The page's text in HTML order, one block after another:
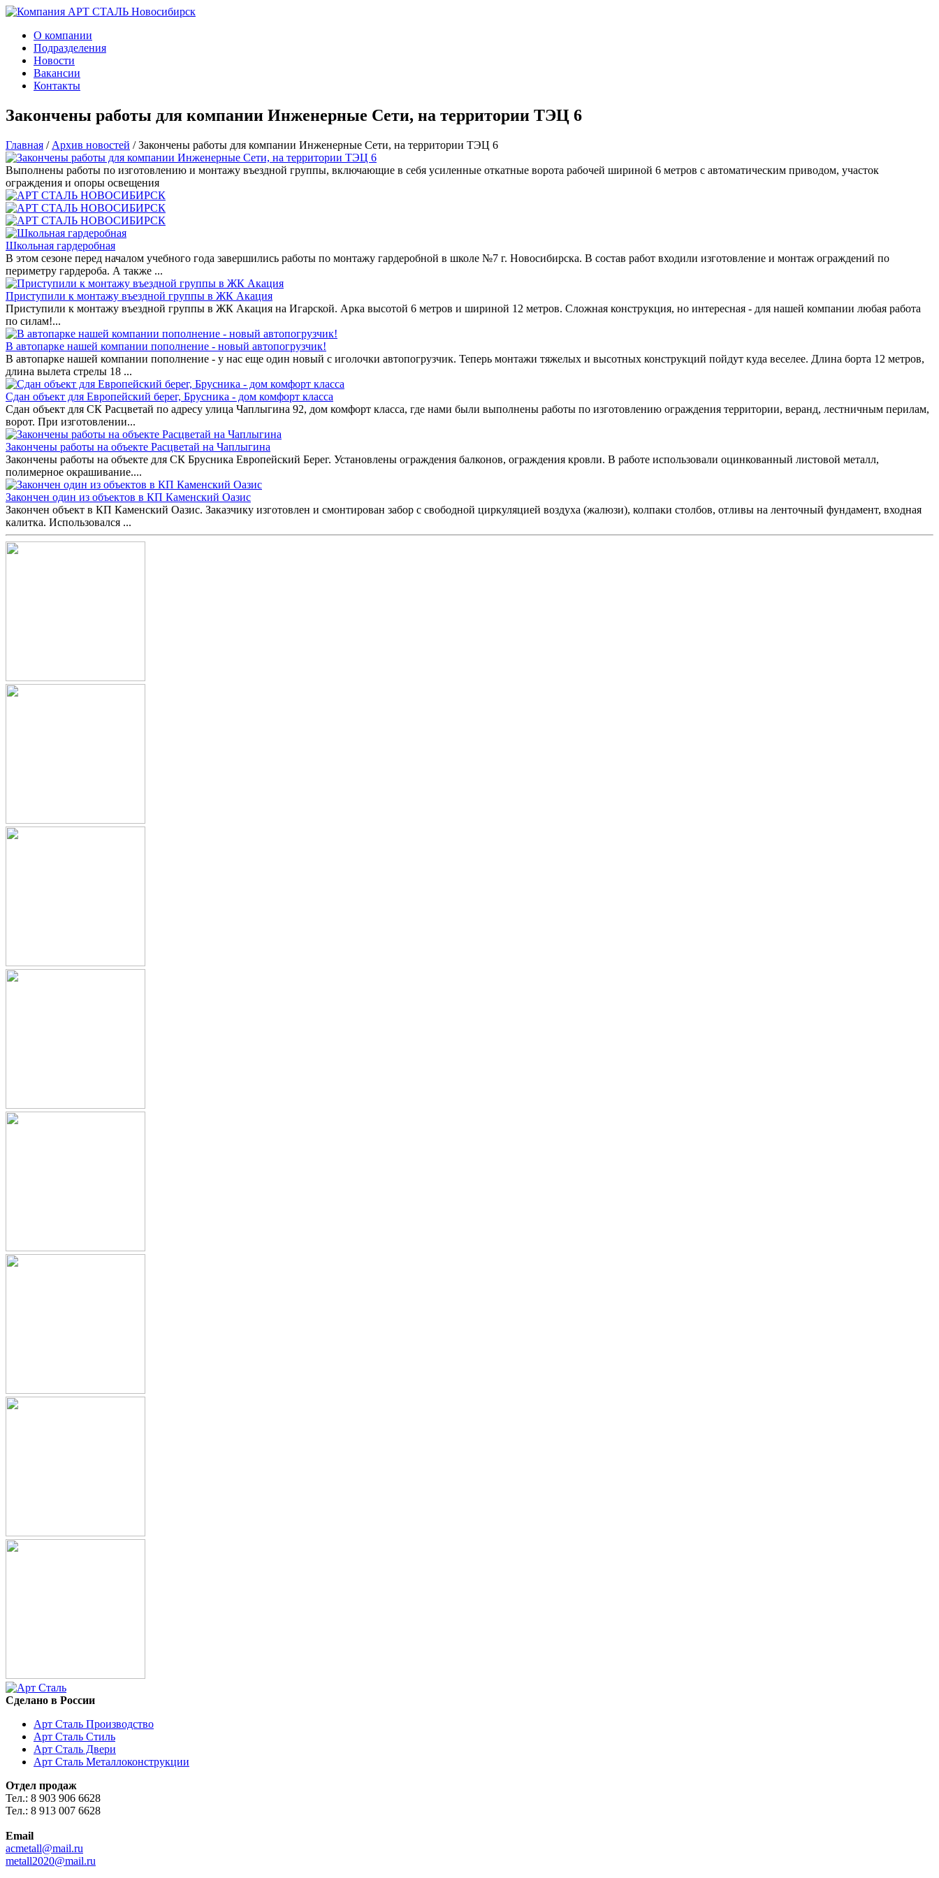
О компании
Подразделения
Новости
Вакансии
Контакты
Закончены работы для компании Инженерные Сети, на территории ТЭЦ 6
Главная / Архив новостей /Закончены работы для компании Инженерные Сети, на территории ТЭЦ 6
Выполнены работы по изготовлению и монтажу въездной группы, включающие в себя усиленные откатные ворота рабочей шириной 6 метров с автоматическим приводом, участок
ограждения и опоры освещения
Школьная гардеробная
В этом сезоне перед началом учебного года завершились работы по монтажу гардеробной в школе №7 г. Новосибирска. В состав работ входили изготовление и монтаж ограждений по
периметру гардероба. А также ...
Приступили к монтажу въездной группы в ЖК Акация
Приступили к монтажу въездной группы в ЖК Акация на Игарской. Арка высотой 6 метров и шириной 12 метров. Сложная конструкция, но интересная - для нашей компании любая работа
по силам!...
В автопарке нашей компании пополнение - новый автопогрузчик!
В автопарке нашей компании пополнение - у нас еще один новый с иголочки автопогрузчик. Теперь монтажи тяжелых и высотных конструкций пойдут куда веселее. Длина борта 12 метров,
длина вылета стрелы 18 ...
Сдан объект для Европейский берег, Брусника - дом комфорт класса
Сдан объект для СК Расцветай по адресу улица Чаплыгина 92, дом комфорт класса, где нами были выполнены работы по изготовлению ограждения территории, веранд, лестничным перилам,
ворот. При изготовлении...
Закончены работы на объекте Расцветай на Чаплыгина
Закончены работы на объекте для СК Брусника Европейский Берег. Установлены ограждения балконов, ограждения кровли. В работе использовали оцинкованный листовой металл,
полимерное окрашивание....
Закончен один из объектов в КП Каменский Оазис
Закончен объект в КП Каменский Оазис. Заказчику изготовлен и смонтирован забор с свободной циркуляцией воздуха (жалюзи), колпаки столбов, отливы на ленточный фундамент, входная
калитка. Использовался ...
Сделано в России
Арт Сталь Производство
Арт Сталь Стиль
Арт Сталь Двери
Арт Сталь Металлоконструкции
Отдел продаж
Тел.: 8 903 906 6628
Тел.: 8 913 007 6628
Email
acmetall@mail.ru
metall2020@mail.ru